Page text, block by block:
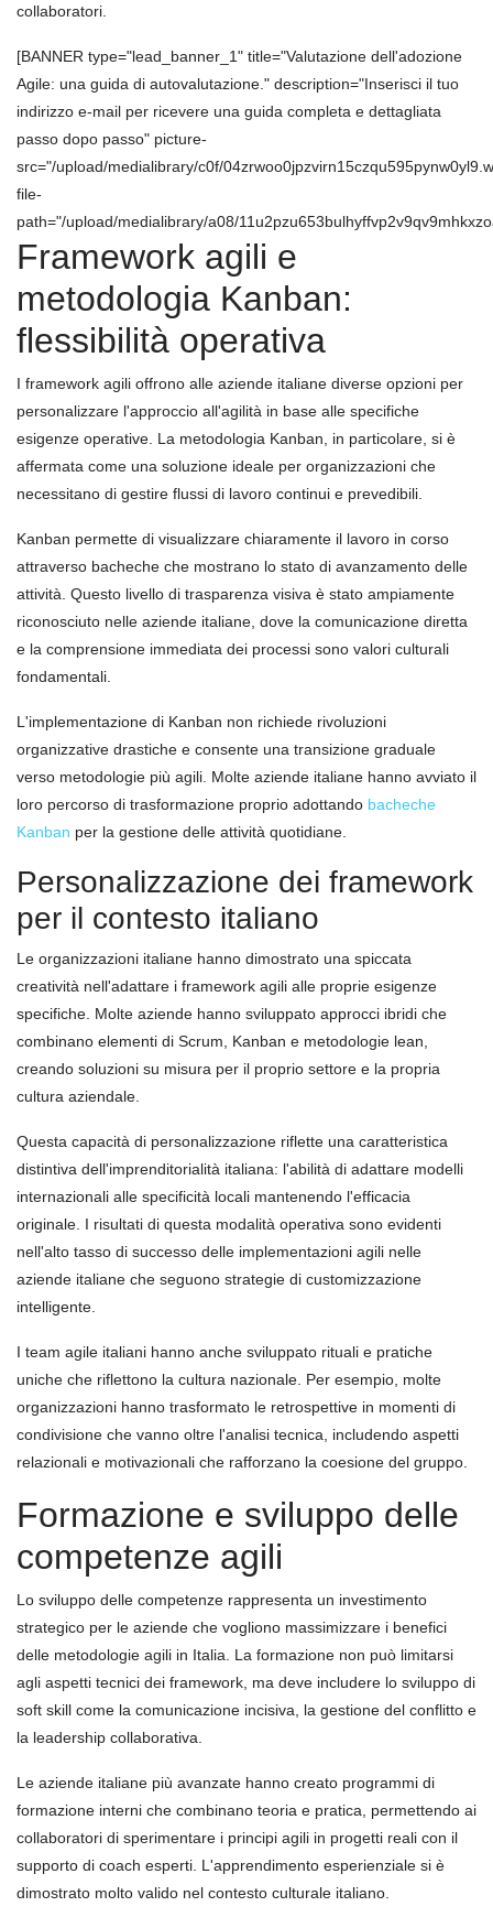
collaboratori.
[BANNER type="lead_banner_1" title="Valutazione dell'adozione
Agile: una guida di autovalutazione." description="Inserisci il tuo
indirizzo e-mail per ricevere una guida completa e dettagliata
passo dopo passo" picture-
src="/upload/medialibrary/c0f/
file-
path="/upload/medialibrary/a08/
Framework agili e
metodologia Kanban:
flessibilità operativa
I framework agili offrono alle aziende italiane diverse opzioni per
personalizzare l'approccio all'agilità in base alle specifiche
esigenze operative. La metodologia Kanban, in particolare, si è
affermata come una soluzione ideale per organizzazioni che
necessitano di gestire flussi di lavoro continui e prevedibili.
Kanban permette di visualizzare chiaramente il lavoro in corso
attraverso bacheche che mostrano lo stato di avanzamento delle
attività. Questo livello di trasparenza visiva è stato ampiamente
riconosciuto nelle aziende italiane, dove la comunicazione diretta
e la comprensione immediata dei processi sono valori culturali
fondamentali.
L'implementazione di Kanban non richiede rivoluzioni
organizzative drastiche e consente una transizione graduale
verso metodologie più agili. Molte aziende italiane hanno avviato il
loro percorso di trasformazione proprio adottando bacheche
Kanban per la gestione delle attività quotidiane.
Personalizzazione dei framework
per il contesto italiano
Le organizzazioni italiane hanno dimostrato una spiccata
creatività nell'adattare i framework agili alle proprie esigenze
specifiche. Molte aziende hanno sviluppato approcci ibridi che
combinano elementi di Scrum, Kanban e metodologie lean,
creando soluzioni su misura per il proprio settore e la propria
cultura aziendale.
Questa capacità di personalizzazione riflette una caratteristica
distintiva dell'imprenditorialità italiana: l'abilità di adattare modelli
internazionali alle specificità locali mantenendo l'efficacia
originale. I risultati di questa modalità operativa sono evidenti
nell'alto tasso di successo delle implementazioni agili nelle
aziende italiane che seguono strategie di customizzazione
intelligente.
I team agile italiani hanno anche sviluppato rituali e pratiche
uniche che riflettono la cultura nazionale. Per esempio, molte
organizzazioni hanno trasformato le retrospettive in momenti di
condivisione che vanno oltre l'analisi tecnica, includendo aspetti
relazionali e motivazionali che rafforzano la coesione del gruppo.
Formazione e sviluppo delle
competenze agili
Lo sviluppo delle competenze rappresenta un investimento
strategico per le aziende che vogliono massimizzare i benefici
delle metodologie agili in Italia. La formazione non può limitarsi
agli aspetti tecnici dei framework, ma deve includere lo sviluppo di
soft skill come la comunicazione incisiva, la gestione del conflitto e
la leadership collaborativa.
Le aziende italiane più avanzate hanno creato programmi di
formazione interni che combinano teoria e pratica, permettendo ai
collaboratori di sperimentare i principi agili in progetti reali con il
supporto di coach esperti. L'apprendimento esperienziale si è
dimostrato molto valido nel contesto culturale italiano.